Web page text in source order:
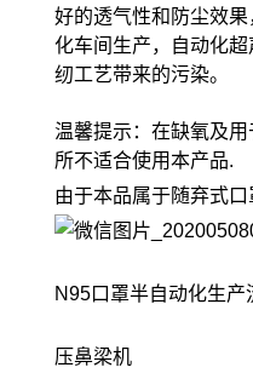
好的透气性和防尘效
化车间生产，自动化
纫工艺带来的污染。
温馨提示：在缺氧及
所不适合使用本产品.
由于本品属于随弃式口
N95口罩半自动化生产
压鼻梁机